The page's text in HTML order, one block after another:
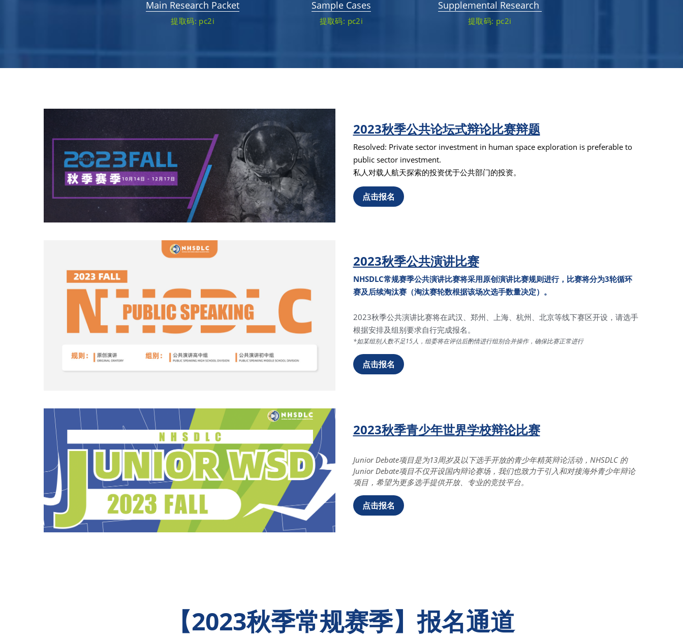
Main Research Packet
提取码: pc2i
Sample Cases
提取码: pc2i
Supplemental Research
提取码: pc2i
2023秋季公共论坛式辩论比赛辩题
Resolved: Private sector investment in human space exploration is preferable to
public sector investment.
私人对载人航天探索的投资优于公共部门的投资。
点击报名
2023秋季公共演讲比赛
NHSDLC常规赛季公共演讲比赛将采用原创演讲比赛规则进行，比赛将分为3轮循环
赛及后续淘汰赛（淘汰赛轮数根据该场次选手数量决定）。
2023秋季公共演讲比赛将在武汉、郑州、上海、杭州、北京等线下赛区开设，请选手
根据安排及组别要求自行完成报名。
*如某组别人数不足15人，组委将在评估后酌情进行组别合并操作，确保比赛正常进行
点击报名
2023秋季青少年世界学校辩论比赛
Junior Debate项目是为13周岁及以下选手开放的青少年精英辩论活动，NHSDLC 的
Junior Debate项目不仅开设国内辩论赛场，我们也致力于引入和对接海外青少年辩论
项目，希望为更多选手提供开放、专业的竞技平台。
点击报名
【2023秋季常规赛季】报名通道